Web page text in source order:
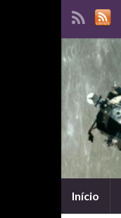
Início